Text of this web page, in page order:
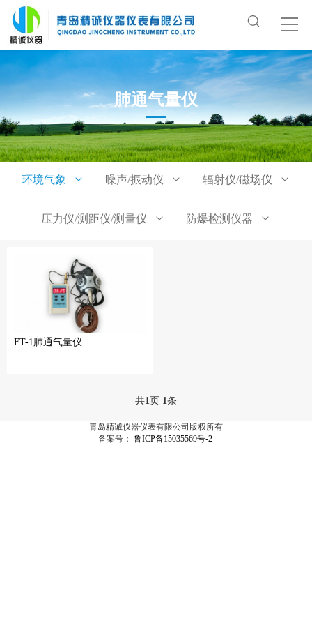
肺通气量仪
环境气象 噪声/振动仪 辐射仪/磁场仪
压力仪/测距仪/测量仪 防爆检测仪器
FT-1肺通气量仪
共1页 1条
青岛精诚仪器仪表有限公司版权所有
备案号： 鲁ICP备15035569号-2